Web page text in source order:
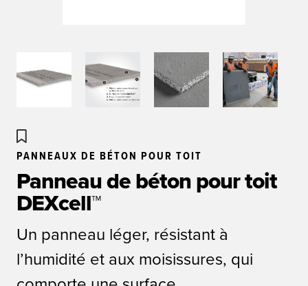
PANNEAUX DE BÉTON POUR TOIT
Panneau de béton pour toit
DEXcell™
Un panneau léger, résistant à
l’humidité et aux moisissures, qui